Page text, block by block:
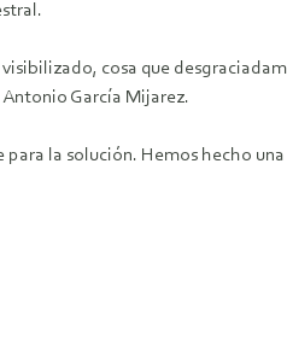
cosa que
García Mijarez.
la solución. Hemos hecho